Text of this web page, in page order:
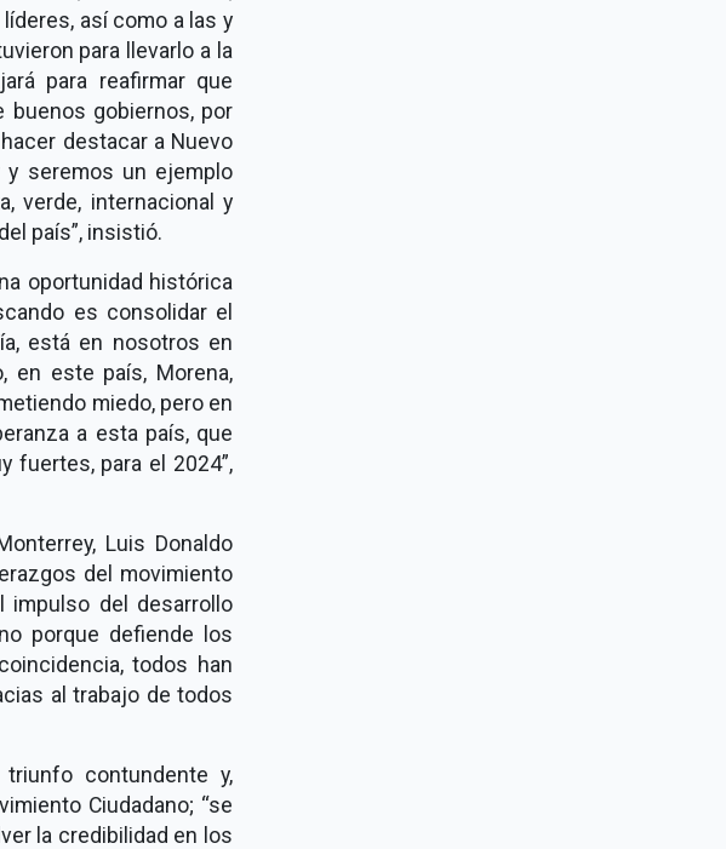
así como a las y
para llevarlo a la
para reafirmar que
buenos gobiernos, por
destacar a Nuevo
y seremos un ejemplo
verde, internacional y
país”, insistió.
oportunidad histórica
es consolidar el
está en nosotros en
en este país, Morena,
miedo, pero en
a esta país, que
fuertes, para el 2024”,
Luis Donaldo
del movimiento
impulso del desarrollo
porque defiende los
todos han
al trabajo de todos
contundente y,
Ciudadano; “se
la credibilidad en los